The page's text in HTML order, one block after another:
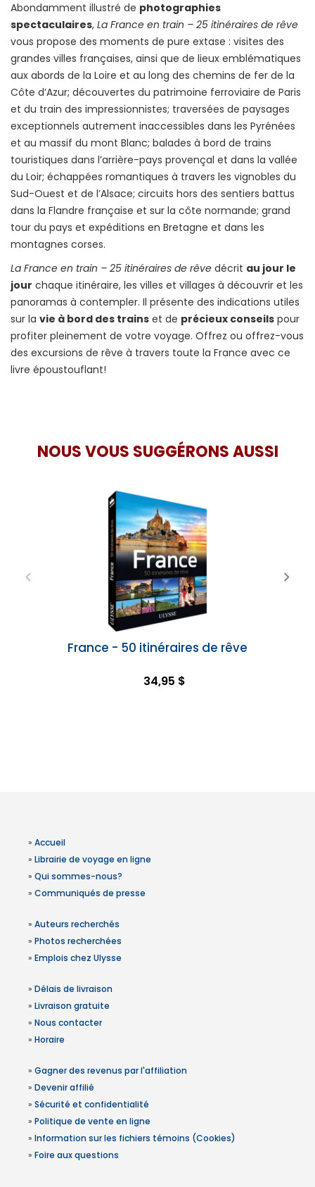
Abondamment illustré de photographies
spectaculaires, La France en train – 25 itinéraires de rêve
vous propose des moments de pure extase : visites des
grandes villes françaises, ainsi que de lieux emblématiques
aux abords de la Loire et au long des chemins de fer de la
Côte d’Azur; découvertes du patrimoine ferroviaire de Paris
et du train des impressionnistes; traversées de paysages
exceptionnels autrement inaccessibles dans les Pyrénées
et au massif du mont Blanc; balades à bord de trains
touristiques dans l’arrière-pays provençal et dans la vallée
du Loir; échappées romantiques à travers les vignobles du
Sud-Ouest et de l’Alsace; circuits hors des sentiers battus
dans la Flandre française et sur la côte normande; grand
tour du pays et expéditions en Bretagne et dans les
montagnes corses.
La France en train – 25 itinéraires de rêve décrit au jour le
jour chaque itinéraire, les villes et villages à découvrir et les
panoramas à contempler. Il présente des indications utiles
sur la vie à bord des trains et de précieux conseils pour
profiter pleinement de votre voyage. Offrez ou offrez-vous
des excursions de rêve à travers toute la France avec ce
livre époustouflant!
NOUS VOUS SUGGÉRONS AUSSI
France - 50 itinéraires de rêve
34,95 $
» Accueil
» Librairie de voyage en ligne
» Qui sommes-nous?
» Communiqués de presse
» Auteurs recherchés
» Photos recherchées
» Emplois chez Ulysse
» Délais de livraison
» Livraison gratuite
» Nous contacter
» Horaire
» Gagner des revenus par l'affiliation
» Devenir affilié
» Sécurité et confidentialité
» Politique de vente en ligne
» Information sur les fichiers témoins (Cookies)
» Foire aux questions